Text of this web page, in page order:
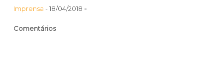
Imprensa - 18/04/2018-
Comentários